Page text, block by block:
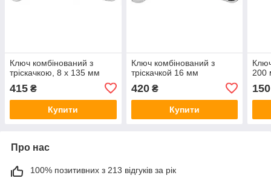
Ключ комбінований з
тріскачкою, 8 х 135 мм
415 ₴
Купити
Ключ комбінований з
тріскачкой 16 мм
420₴
Купити
200
150
Про нас
100% позитивних з 213 відгуків за рік